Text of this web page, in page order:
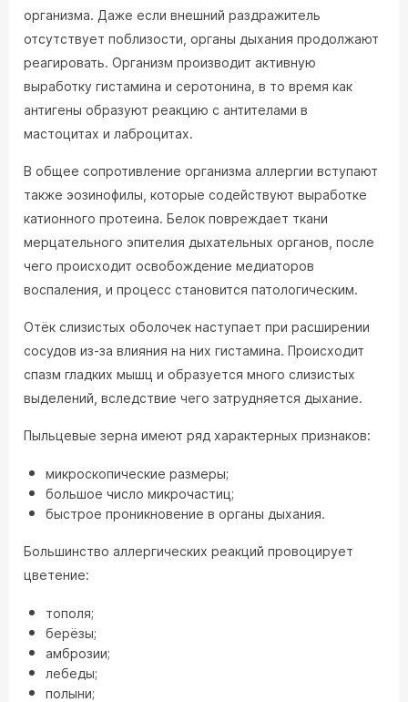
организма. Даже если внешний раздражитель
отсутствует поблизости, органы дыхания продолжают
реагировать. Организм производит активную
выработку гистамина и серотонина, в то время как
антигены образуют реакцию с антителами в
мастоцитах и лаброцитах.
В общее сопротивление организма аллергии вступают
также эозинофилы, которые содействуют выработке
катионного протеина. Белок повреждает ткани
мерцательного эпителия дыхательных органов, после
чего происходит освобождение медиаторов
воспаления, и процесс становится патологическим.
Отёк слизистых оболочек наступает при расширении
сосудов из-за влияния на них гистамина. Происходит
спазм гладких мышц и образуется много слизистых
выделений, вследствие чего затрудняется дыхание.
Пыльцевые зерна имеют ряд характерных признаков:
микроскопические размеры;
большое число микрочастиц;
быстрое проникновение в органы дыхания.
Большинство аллергических реакций провоцирует
цветение:
тополя;
берёзы;
амброзии;
лебеды;
полыни;